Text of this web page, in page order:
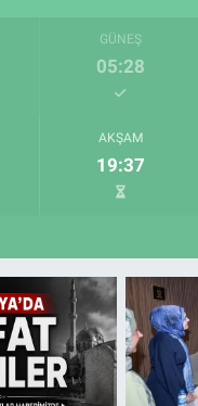
GÜNEŞ
05:28
AKŞAM
19:37